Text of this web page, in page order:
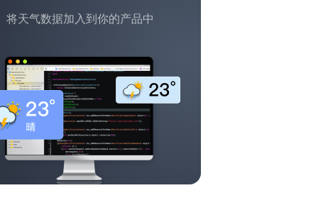
将天气数据加入到你的产品中